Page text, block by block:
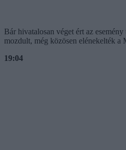
Bár hivatalosan véget ért az
mozdult, még közösen elénekelték
19:04